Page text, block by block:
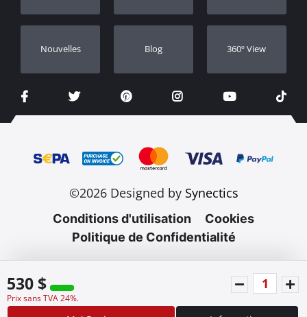
530 $
Prix sans TVA 24%.
Nouvelles Blog 360º View
©2026 Designed by Synectics
Conditions d'utilisation
Cookies
Politique de Confidentialité